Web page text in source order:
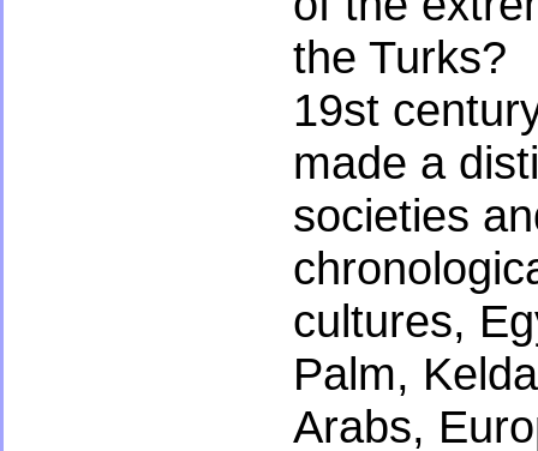
the Turks?
19st
made a
societies
cultures,
Palm,
Arabs,